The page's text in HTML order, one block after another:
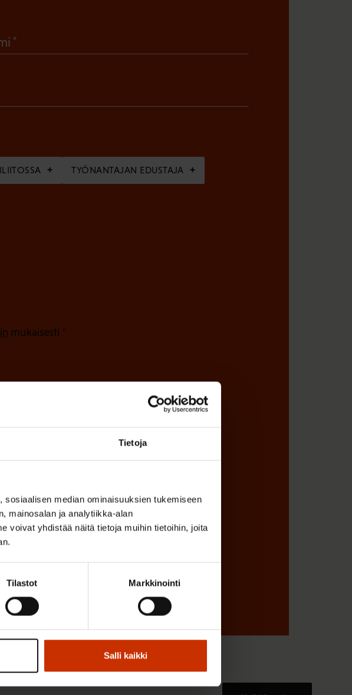
Tietoja
median ominaisuuksien tukemiseen
mainosalan ja analytiikka-alan
voivat yhdistää näitä tietoja muihin tietoihin, joita
Tilastot Markkinointi
Salli kaikki
l
i
TYÖNANTAJAN EDUSTAJA
mukaisesti *
k
)